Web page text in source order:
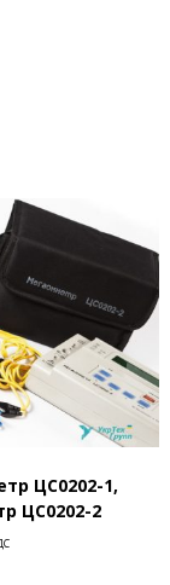
ЦС0202-1,
ЦС0202-2